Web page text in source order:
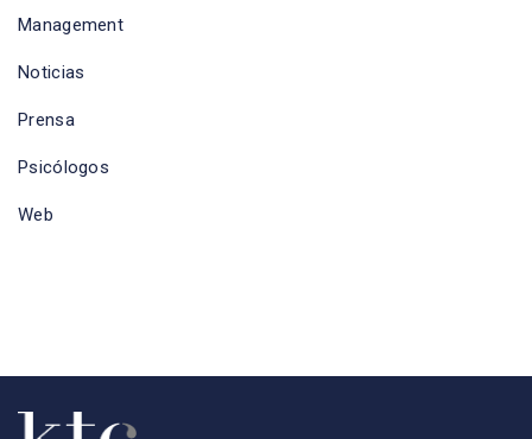
Management
Noticias
Prensa
Psicólogos
Web